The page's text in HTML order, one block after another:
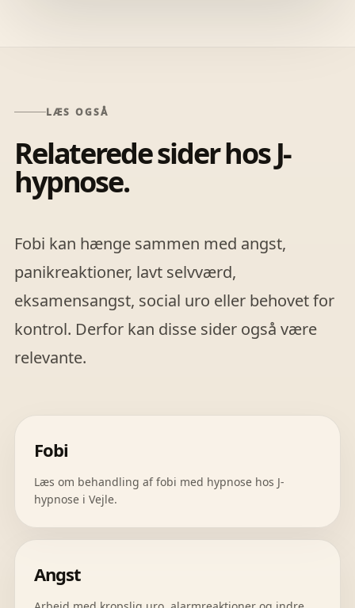
LÆS OGSÅ
Relaterede sider hos J-
hypnose.
Fobi kan hænge sammen med angst,
panikreaktioner, lavt selvværd,
eksamensangst, social uro eller behovet for
kontrol. Derfor kan disse sider også være
relevante.
Fobi
Læs om behandling af fobi med hypnose hos J-
hypnose i Vejle.
Angst